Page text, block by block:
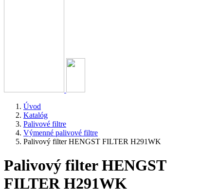
Úvod
Katalóg
Palivové filtre
Výmenné palivové filtre
Palivový filter HENGST FILTER H291WK
Palivový filter HENGST
FILTER H291WK